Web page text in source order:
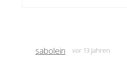
sabolein vor 13 Jahren